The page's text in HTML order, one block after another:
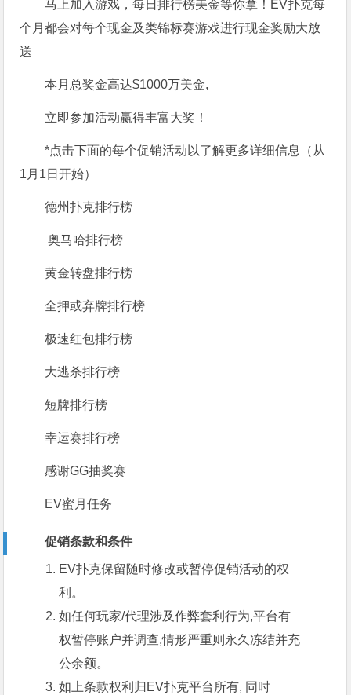
马上加入游戏，每日排行榜美金等你拿！EV扑克每
个月都会对每个现金及类锦标赛游戏进行现金奖励大放
送
本月总奖金高达$1000万美金,
立即参加活动赢得丰富大奖！
*点击下面的每个促销活动以了解更多详细信息（从
1月1日开始）
德州扑克排行榜
奥马哈排行榜
黄金转盘排行榜
全押或弃牌排行榜
极速红包排行榜
大逃杀排行榜
短牌排行榜
幸运赛排行榜
感谢GG抽奖赛
EV蜜月任务
促销条款和条件
EV扑克保留随时修改或暂停促销活动的权
利。
如任何玩家/代理涉及作弊套利行为,平台有
权暂停账户并调查,情形严重则永久冻结并充
公余额。
如上条款权利归EV扑克平台所有, 同时